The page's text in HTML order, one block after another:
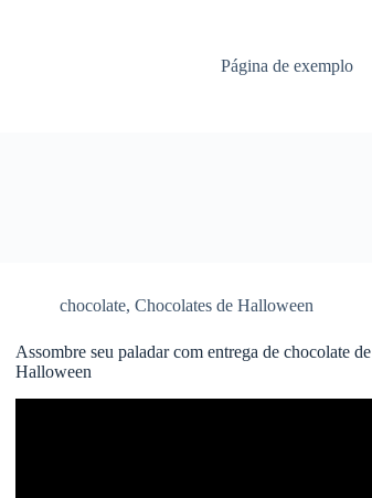
Página de exemplo
chocolate,Chocolates de Halloween
Assombre seu paladar com entrega de chocolate de
Halloween